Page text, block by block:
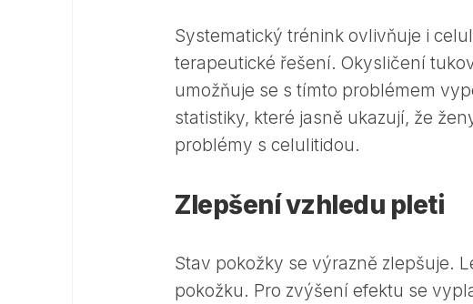
Systematický trénink ovlivňuje i
terapeutické řešení. Okysličení
umožňuje se s tímto problémem
statistiky, které jasně ukazují, že
problémy s celulitidou.
Zlepšení vzhledu pleti
Stav pokožky se výrazně zlepšuje.
pokožku. Pro zvýšení efektu se